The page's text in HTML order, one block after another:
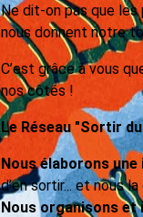
Ne dit-on pas que
nous donnent notre
C’est grâce à vous
nos côtés !
Le Réseau "Sortir
Nous élaborons
d’en sortir... et nous
Nous organisons et